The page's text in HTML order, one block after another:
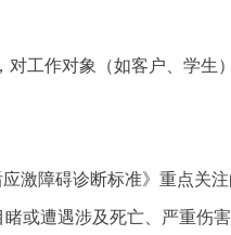
工作对象（如客户、学生
激障碍诊断标准》重点关
或遭遇涉及死亡、严重伤